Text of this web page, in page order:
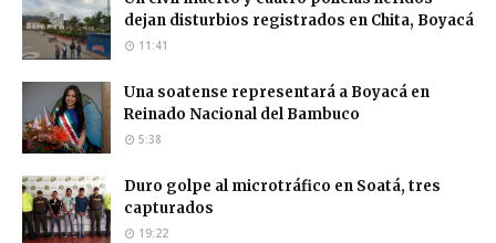
dejan disturbios registrados en Chita, Boyacá
11:41
Una soatense representará a Boyacá en
Reinado Nacional del Bambuco
5:38
Duro golpe al microtráfico en Soatá, tres
capturados
19:22